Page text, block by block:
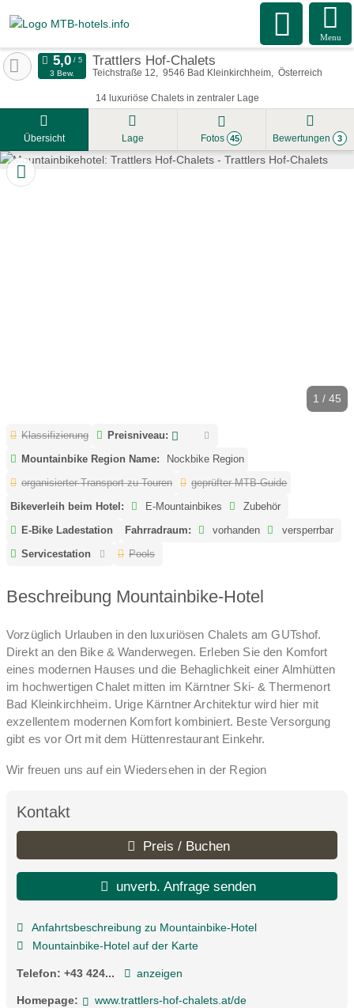
Menu
Trattlers Hof-Chalets
Teichstraße 12 9546 Bad Kleinkirchheim Österreich
14 luxuriöse Chalets in zentraler Lage
3 Bew.
Übersicht Lage Fotos 45 Bewertungen 3
1 / 45
Klassifizierung
Preisniveau:
Mountainbike Region Name:
Nockbike Region
organisierter Transport zu Touren
geprüfter MTB-Guide
Bikeverleih beim Hotel:
E-Mountainbikes
Zubehör
E-Bike Ladestation
Fahrradraum: vorhanden
versperrbar
Servicestation
Pools
Beschreibung Mountainbike-Hotel
Vorzüglich Urlauben in den luxuriösen Chalets am GUTshof.
Direkt an den Bike & Wanderwegen. Erleben Sie den Komfort
eines modernen Hauses und die Behaglichkeit einer Almhütten
im hochwertigen Chalet mitten im Kärntner Ski- & Thermenort
Bad Kleinkirchheim. Urige Kärntner Architektur wird hier mit
exzellentem modernen Komfort kombiniert. Beste Versorgung
gibt es vor Ort mit dem Hüttenrestaurant Einkehr.
Wir freuen uns auf ein Wiedersehen in der Region
Ihre Trattlers Hofleute & Familie Forstnig
Kontakt
Preis / Buchen
unverb. Anfrage senden
Anfahrtsbeschreibung zu Mountainbike-Hotel
Mountainbike-Hotel auf der Karte
Telefon: +43 424... anzeigen
Homepage: www.trattlers-hof-chalets.at/de